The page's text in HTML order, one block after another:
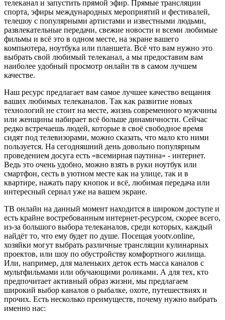
телеканал и запустить прямой эфир. Прямые трансляции
спорта, эфиры международных мероприятий и фестивалей,
телешоу с популярными артистами и известными людьми,
развлекательные передачи, свежие новости и всеми любимые
фильмы и всё это в одном месте, на экране вашего
компьютера, ноутбука или планшета. Всё что вам нужно это
выбрать свой любимый телеканал, а мы предоставим вам
наиболее удобный просмотр онлайн тв в самом лучшем
качестве.
Наш ресурс предлагает вам самое лучшее качество вещания
ваших любимых телеканалов. Так как развитие новых
технологий не стоит на месте, жизнь современного мужчины
или женщины набирает всё больше динамичности. Сейчас
редко встречаешь людей, которые в своё свободное время
сидят под телевизорами, можно сказать, что мало кто ними
пользуется. На сегодняшний день довольно популярным
проведением досуга есть «всемирная паутина» - интернет.
Ведь это очень удобно, можно взять в руки ноутбук или
смартфон, сесть в уютном месте как на улице, так и в
квартире, нажать пару кнопок и всё, любимая передача или
интересный сериал уже на вашем экране.
ТВ онлайн на данный момент находится в широком доступе и
есть крайне востребованным интернет-ресурсом, скорее всего,
из-за большого выбора телеканалов, среди которых, каждый
найдёт то, что ему будет по душе. Посещая yootv.online,
хозяйки могут выбрать различные трансляции кулинарных
проектов, или шоу по обустройству комфортного жилища.
Или, например, для маленьких деток есть масса каналов с
мультфильмами или обучающими роликами. А для тех, кто
предпочитает активный образ жизни, мы предлагаем
широкий выбор каналов о рыбалке, охоте, путешествиях и
прочих. Есть несколько преимуществ, почему нужно выбрать
именно нас: